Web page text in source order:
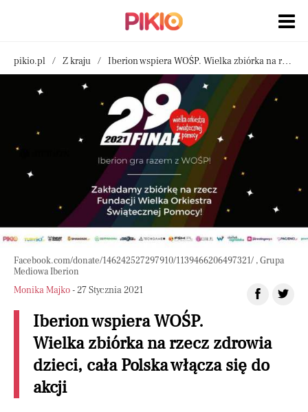
pikio.pl Z kraju Iberion wspiera WOŚP. Wielka zbiórka na rzecz zdrowia dzieci, cała Polska włącza się do akcji
Facebook.com/donate/146242527297910/1139466206497321/ , Grupa
Mediowa Iberion
Monika Majko- 27 Stycznia 2021
Iberion wspiera WOŚP.
Wielka zbiórka na rzecz zdrowia
dzieci, cała Polska włącza się do
akcji